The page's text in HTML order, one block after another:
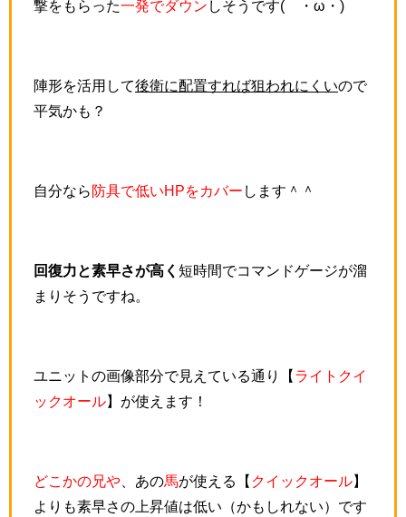
撃をもらった一発でダウン しそうです(´・ω・)
陣形を活用して後衛に配置すれば狙われにくいので
平気かも？
自分なら 防具で低いHPをカバー します＾＾
回復力と素早さが高く 短時間でコマンドゲージが溜
まりそうですね。
ユニットの画像部分で見えている通り【 ライトクイ
ックオール】が使えます！
どこかの兄や 、あの馬が使える【 クイックオール】
よりも素早さの上昇値は低い（かもしれない）です